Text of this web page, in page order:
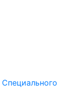
Специального